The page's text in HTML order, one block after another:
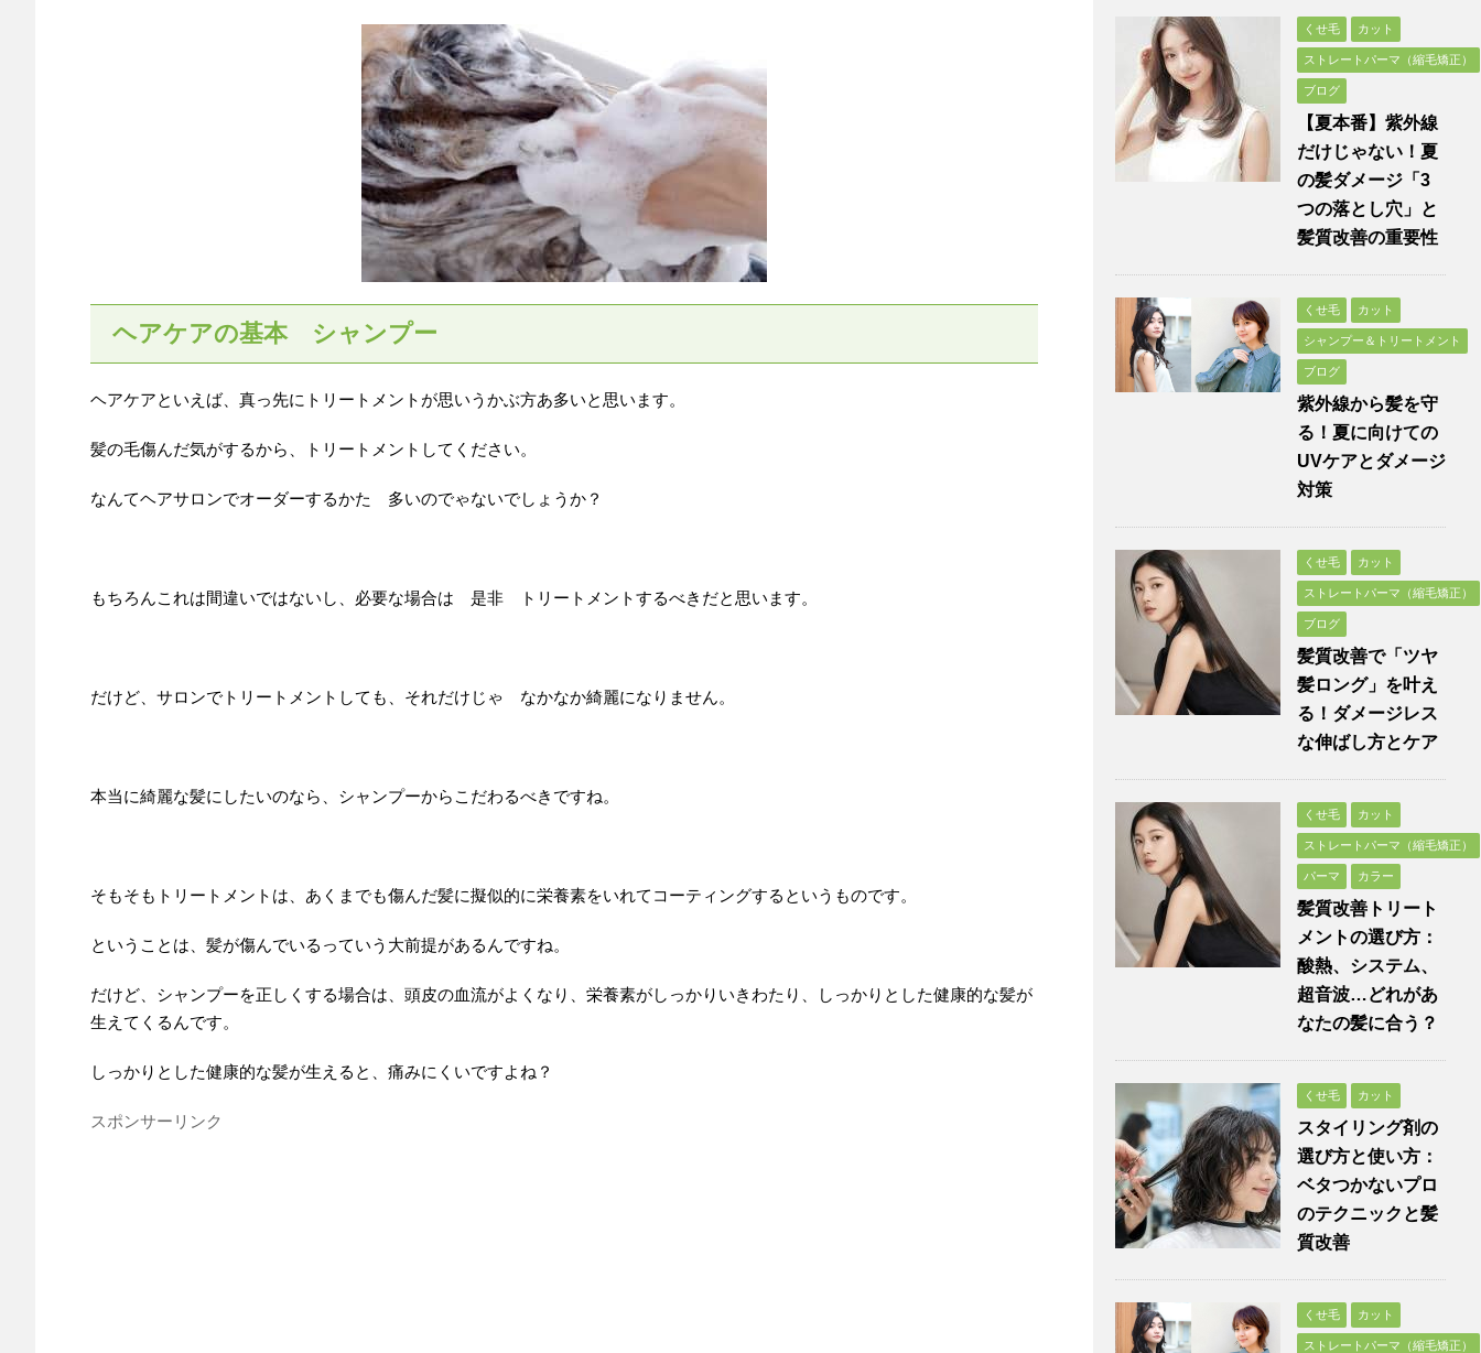
ヘアケアの基本 シャンプー
ヘアケアといえば、真っ先にトリートメントが思いうかぶ方あ多いと思います。
髪の毛傷んだ気がするから、トリートメントしてください。
なんてヘアサロンでオーダーするかた 多いのでゃないでしょうか？
もちろんこれは間違いではないし、必要な場合は 是非 トリートメントするべきだと思います。
だけど、サロンでトリートメントしても、それだけじゃ なかなか綺麗になりません。
本当に綺麗な髪にしたいのなら、シャンプーからこだわるべきですね。
そもそもトリートメントは、あくまでも傷んだ髪に擬似的に栄養素をいれてコーティングするというものです。
ということは、髪が傷んでいるっていう大前提があるんですね。
だけど、シャンプーを正しくする場合は、頭皮の血流がよくなり、栄養素がしっかりいきわたり、しっかりとした健康的な髪が
生えてくるんです。
しっかりとした健康的な髪が生えると、痛みにくいですよね？
スポンサーリンク
くせ毛 カット
ストレートパーマ（縮毛矯正）
ブログ
【夏本番】紫外線
だけじゃない！夏
の髪ダメージ「3
つの落とし穴」と
髪質改善の重要性
くせ毛 カット
シャンプー＆トリートメント
ブログ
紫外線から髪を守
る！夏に向けての
UVケアとダメージ
対策
くせ毛 カット
ストレートパーマ（縮毛矯正）
ブログ
髪質改善で「ツヤ
髪ロング」を叶え
る！ダメージレス
な伸ばし方とケア
くせ毛 カット
ストレートパーマ（縮毛矯正）
パーマ カラー
髪質改善トリート
メントの選び方：
酸熱、システム、
超音波…どれがあ
なたの髪に合う？
くせ毛 カット
スタイリング剤の
選び方と使い方：
ベタつかないプロ
のテクニックと髪
質改善
くせ毛 カット
ストレートパーマ（縮毛矯正）